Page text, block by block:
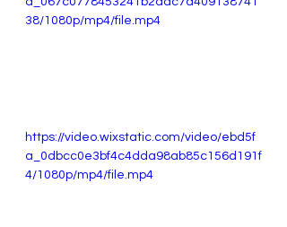
38/1080p/mp4/file.mp4
https://video.wixstatic.com/video/ebd5f
a_0dbcc0e3bf4c4dda98ab85c156d191f
4/1080p/mp4/file.mp4